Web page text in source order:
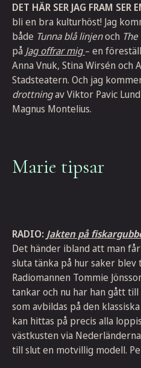
DET HÄR SER JAG FRAM SER
bli en bra kulturhöst! Jag
både Tunna blå linjenoch
på Jag offrar mig – en
Anna Vnuk, Stina Wirsén och
Stadsteatern. Och jag
drottningav Viktor Pavic
Magnus Montelius.
Marie tipsar
RADIO: Jakten på
Det händer ibland att man
sluta tänka på hur saker blev
Radiomannen Tommie
tankar och nu har han gått
som avbildas på den
kan hittas på precis alla
västkusten via
till slut en motvillig modell.